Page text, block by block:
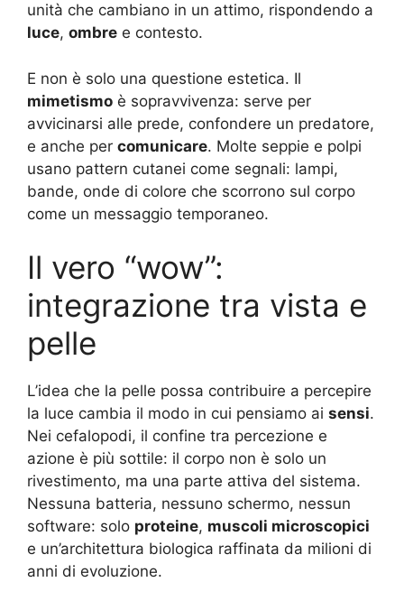
unità che cambiano in un attimo, rispondendo a
luce, ombre e contesto.
E non è solo una questione estetica. Il
mimetismo è sopravvivenza: serve per
avvicinarsi alle prede, confondere un predatore,
e anche per comunicare. Molte seppie e polpi
usano pattern cutanei come segnali: lampi,
bande, onde di colore che scorrono sul corpo
come un messaggio temporaneo.
Il vero “wow”:
integrazione tra vista e
pelle
L’idea che la pelle possa contribuire a percepire
la luce cambia il modo in cui pensiamo ai sensi.
Nei cefalopodi, il confine tra percezione e
azione è più sottile: il corpo non è solo un
rivestimento, ma una parte attiva del sistema.
Nessuna batteria, nessuno schermo, nessun
software: solo proteine, muscoli microscopici
e un’architettura biologica raffinata da milioni di
anni di evoluzione.